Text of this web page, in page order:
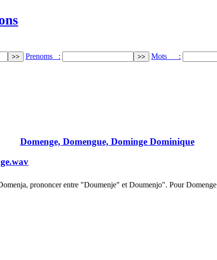
Prenoms : Mots :
Domenge, Domengue, Dominge Dominique
prononcer entre "Doumenje" et Doumenjo". Pour